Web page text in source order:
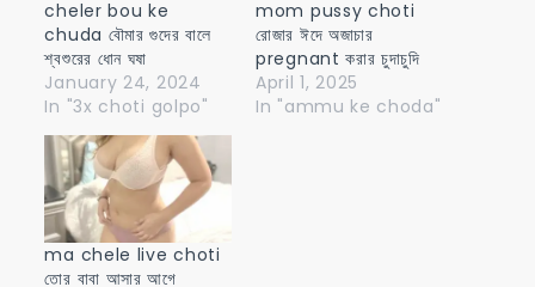
cheler bou ke
chuda বৌমার গুদের বালে
শ্বশুরের ধোন ঘষা
January 24, 2024
In "3x choti golpo"
mom pussy choti
রোজার ঈদে অজাচার
pregnant করার চুদাচুদি
April 1, 2025
In "ammu ke choda"
ma chele live choti
তোর বাবা আসার আগে